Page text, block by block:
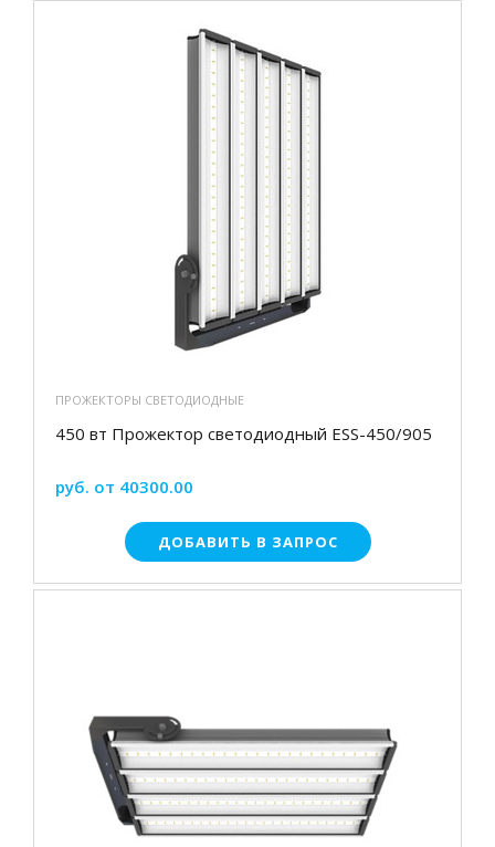
ПРОЖЕКТОРЫ СВЕТОДИОДНЫЕ
450 вт Прожектор светодиодный ESS-450/905
руб. от 40300.00
ДОБАВИТЬ В ЗАПРОС